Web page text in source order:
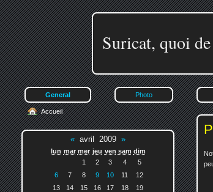
Suricat, quoi
General Photo
Accueil
« avril 2009 »
lun mar mer jeu ven sam dim
1
2 3 4
5
6
7 8 9 10 11
12
13
14 15 16 17 18
19